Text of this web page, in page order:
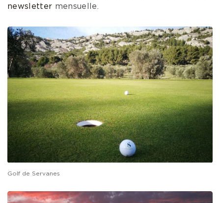
newsletter mensuelle.
Golf de Servanes